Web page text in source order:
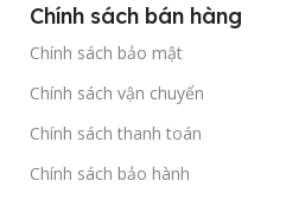
Chính sách bán hàng
Chính sách bảo mật
Chính sách vận chuyển
Chính sách thanh toán
Chính sách bảo hành